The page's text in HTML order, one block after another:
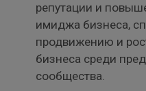
репутации и
имиджа бизнеса,
продвижению и
бизнеса среди
сообщества.